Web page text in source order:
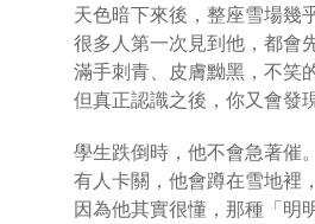
天色暗下來後，整座雪場幾
很多人第一次見到他，都會
滿手刺青、皮膚黝黑，不笑
但真正認識之後，你又會發
學生跌倒時，他不會急著催。
有人卡關，他會蹲在雪地裡
因為他其實很懂，那種「明